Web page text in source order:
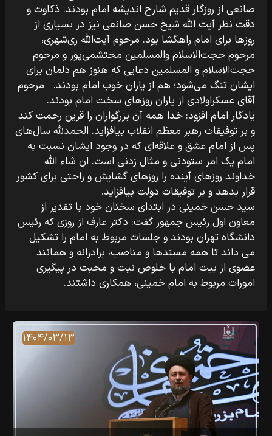
صانعی از روزگار قدیم شارح اندیشه امام بودند. ذکاوت و
دقت نظر آیت الله شیخ حسن صانعی نیز در بسیاری از
روزها برای امام راهگشا بود. مرحوم آیت‌الله ری‌شهری،
مرحوم حجت‌الاسلام والمسلمین محتشمی‌پور و مرحوم
حجت‌الاسلام و المسلمین دعایی که هنوز هم دلمان برای
ایشان تنگ می‌شود؛ هم از یاران خوب امام بودند. مرحوم
آقای عسکراولادی از یاران روزهای سخت امام بودند.
یادگار امام افزود: خدا همه آن بزرگواران را قرین رحمت کند
و بر توفیقات رهبر معظم انقلاب بیافزاید. الحمدلله سال‌های
پس از امام عشق و علاقه‌ای که در وجود ایشان نسبت به
امام یک امر ستودنی و مثال زدنی است. ان شاء الله
خداوند روزهای آینده را روزهای گشایش و راحتی برای کشور
قرار بدهد و بر توفیقات دولت بیافزاید.
سید حسن خمینی در ابتدای سخنان خود با تقدیر از
معاون اول رئیس جمهور گفت: دکتر عارف از روزی که رئیس
دانشگاه تهران بودند و جلسات مربوط به امام را تشکیل
می داند تا همه مسندها و مناصب، برادرانه و همانند
عضوی از بیت امام با خلوص نیت و محبت در پیگیری
امورات مربوط به امام خمینی، همکاری داشتند.
۱۴۰۴/۰۳/۱۳